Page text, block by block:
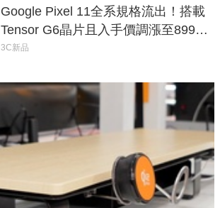
Google Pixel 11全系規格流出！搭載
Tensor G6晶片且入手價調漲至899美
元
3C新品